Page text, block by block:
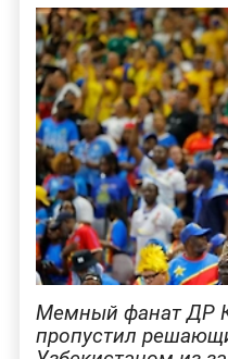
Мемный фанат ДР
пропустил